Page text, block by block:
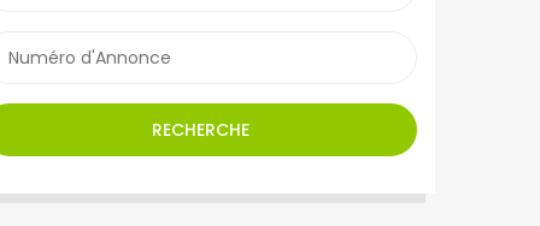
RECHERCHE